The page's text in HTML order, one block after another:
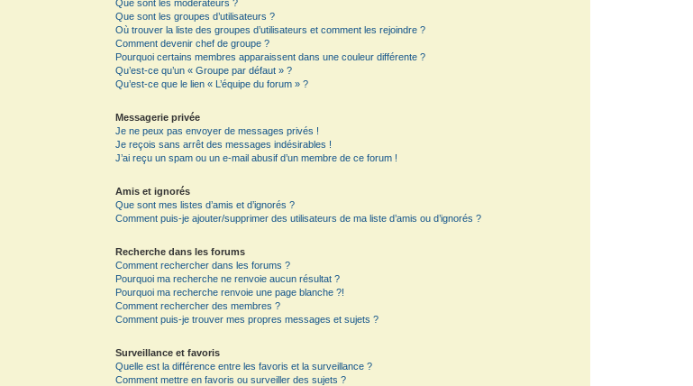
Que sont les modérateurs ?
Que sont les groupes d’utilisateurs ?
Où trouver la liste des groupes d’utilisateurs et comment les rejoindre ?
Comment devenir chef de groupe ?
Pourquoi certains membres apparaissent dans une couleur différente ?
Qu’est-ce qu’un « Groupe par défaut » ?
Qu’est-ce que le lien « L’équipe du forum » ?
Messagerie privée
Je ne peux pas envoyer de messages privés !
Je reçois sans arrêt des messages indésirables !
J’ai reçu un spam ou un e-mail abusif d’un membre de ce forum !
Amis et ignorés
Que sont mes listes d’amis et d’ignorés ?
Comment puis-je ajouter/supprimer des utilisateurs de ma liste d’amis ou d’ignorés ?
Recherche dans les forums
Comment rechercher dans les forums ?
Pourquoi ma recherche ne renvoie aucun résultat ?
Pourquoi ma recherche renvoie une page blanche ?!
Comment rechercher des membres ?
Comment puis-je trouver mes propres messages et sujets ?
Surveillance et favoris
Quelle est la différence entre les favoris et la surveillance ?
Comment mettre en favoris ou surveiller des sujets ?